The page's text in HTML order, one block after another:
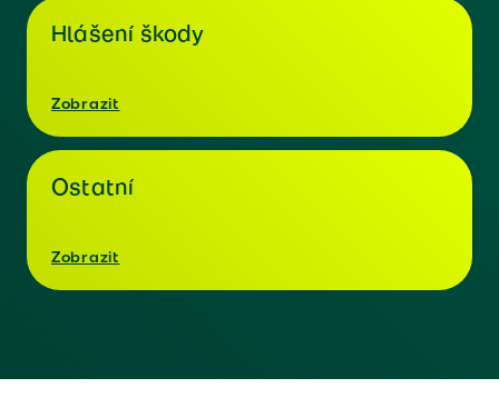
Hlášení škody
Zobrazit
Ostatní
Zobrazit